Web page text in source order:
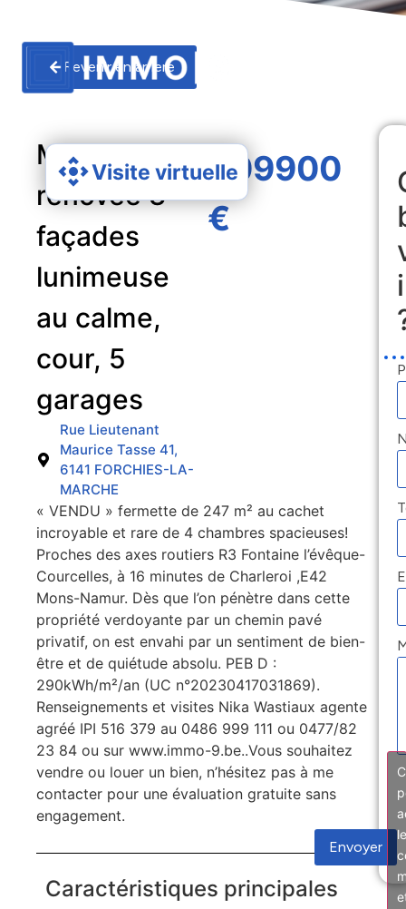
Revenir en arriere
Visite virtuelle
Maison
rénovée 3
façades
lunimeuse
au calme,
cour, 5
garages
Rue Lieutenant
Maurice Tasse 41,
6141 FORCHIES-LA-
MARCHE
409900
€
« VENDU » fermette de 247 m² au cachet
incroyable et rare de 4 chambres spacieuses!
Proches des axes routiers R3 Fontaine l’évêque-
Courcelles, à 16 minutes de Charleroi ,E42
Mons-Namur. Dès que l’on pénètre dans cette
propriété verdoyante par un chemin pavé
privatif, on est envahi par un sentiment de bien-
être et de quiétude absolu. PEB D :
290kWh/m²/an (UC n°20230417031869).
Renseignements et visites Nika Wastiaux agente
agréé IPI 516 379 au 0486 999 111 ou 0477/82
23 84 ou sur www.immo-9.be..Vous souhaitez
vendre ou louer un bien, n’hésitez pas à me
contacter pour une évaluation gratuite sans
engagement.
Caractéristiques principales
Envoyer